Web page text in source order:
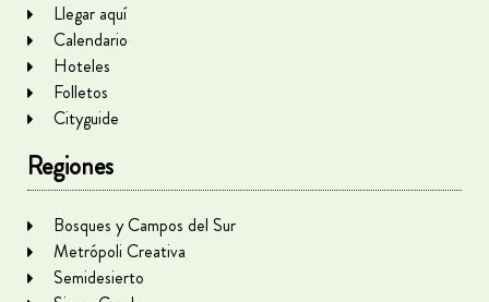
Llegar aquí
Calendario
Hoteles
Folletos
Cityguide
Regiones
Bosques y Campos del Sur
Metrópoli Creativa
Semidesierto